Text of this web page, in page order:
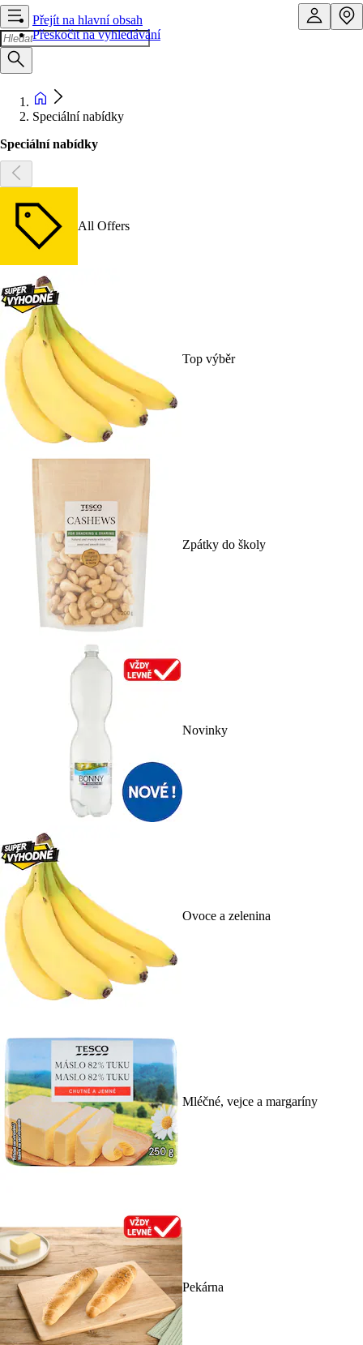
Přejít na hlavní obsah
Přeskočit na vyhledávání
Speciální nabídky
Speciální nabídky
All Offers
Top výběr
Zpátky do školy
Novinky
Ovoce a zelenina
Mléčné, vejce a margaríny
Pekárna